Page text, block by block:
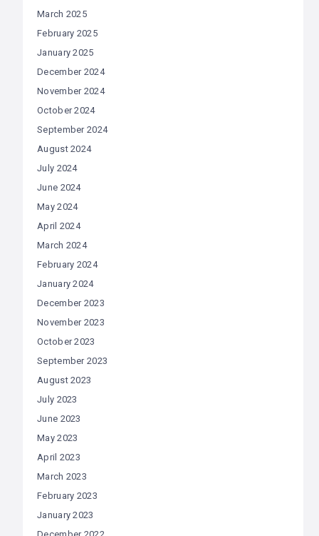
March 2025
February 2025
January 2025
December 2024
November 2024
October 2024
September 2024
August 2024
July 2024
June 2024
May 2024
April 2024
March 2024
February 2024
January 2024
December 2023
November 2023
October 2023
September 2023
August 2023
July 2023
June 2023
May 2023
April 2023
March 2023
February 2023
January 2023
December 2022